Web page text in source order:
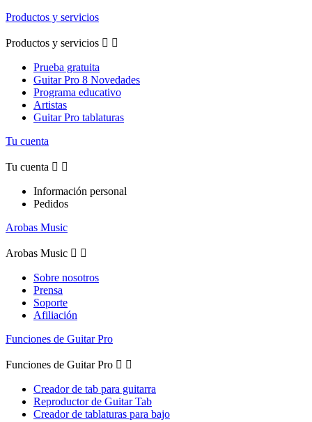
Productos y servicios
Productos y servicios  
Prueba gratuita
Guitar Pro 8 Novedades
Programa educativo
Artistas
Guitar Pro tablaturas
Tu cuenta
Tu cuenta  
Información personal
Pedidos
Arobas Music
Arobas Music  
Sobre nosotros
Prensa
Soporte
Afiliación
Funciones de Guitar Pro
Funciones de Guitar Pro  
Creador de tab para guitarra
Reproductor de Guitar Tab
Creador de tablaturas para bajo